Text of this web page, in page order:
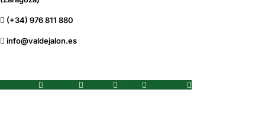
(+34) 976 811 880
info@valdejalon.es